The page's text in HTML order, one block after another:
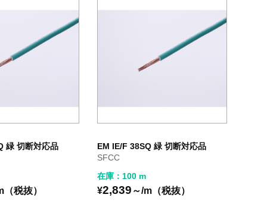
緑 切断対応品
（税抜）
EM IE/F 38SQ 緑 切断対応品
SFCC
在庫：100 m
¥2,839 ～/m（税抜）